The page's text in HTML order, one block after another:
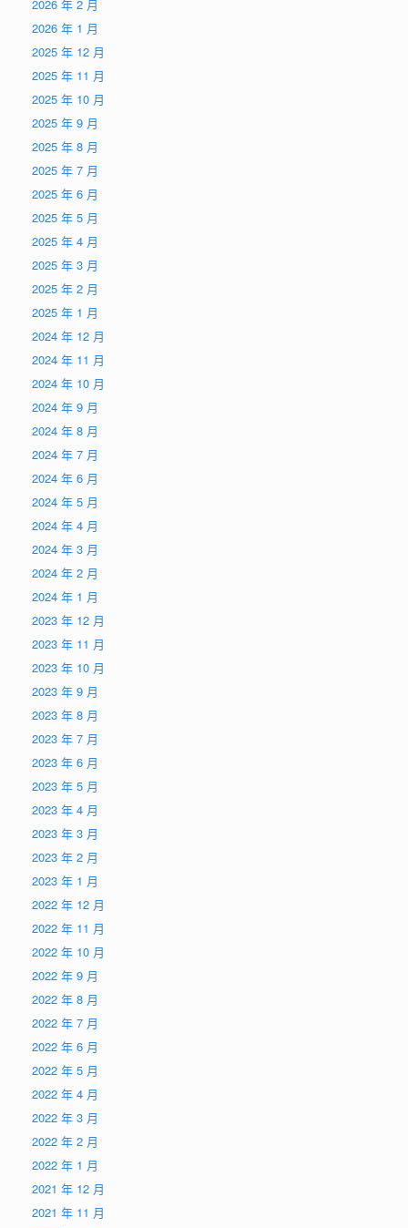
2026 年 2 月
2026 年 1 月
2025 年 12 月
2025 年 11 月
2025 年 10 月
2025 年 9 月
2025 年 8 月
2025 年 7 月
2025 年 6 月
2025 年 5 月
2025 年 4 月
2025 年 3 月
2025 年 2 月
2025 年 1 月
2024 年 12 月
2024 年 11 月
2024 年 10 月
2024 年 9 月
2024 年 8 月
2024 年 7 月
2024 年 6 月
2024 年 5 月
2024 年 4 月
2024 年 3 月
2024 年 2 月
2024 年 1 月
2023 年 12 月
2023 年 11 月
2023 年 10 月
2023 年 9 月
2023 年 8 月
2023 年 7 月
2023 年 6 月
2023 年 5 月
2023 年 4 月
2023 年 3 月
2023 年 2 月
2023 年 1 月
2022 年 12 月
2022 年 11 月
2022 年 10 月
2022 年 9 月
2022 年 8 月
2022 年 7 月
2022 年 6 月
2022 年 5 月
2022 年 4 月
2022 年 3 月
2022 年 2 月
2022 年 1 月
2021 年 12 月
2021 年 11 月